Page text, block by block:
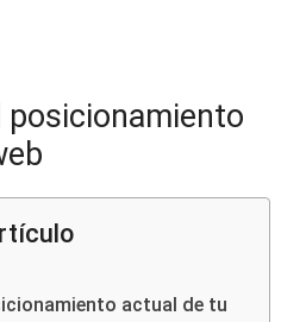
posicionamiento
actual de tu